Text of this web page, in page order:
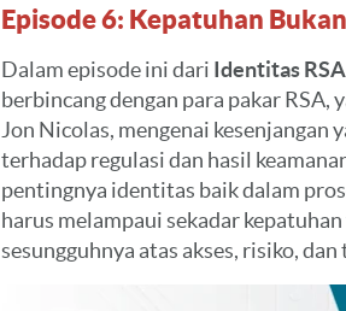
Episode 6: Kepatuhan
Dalam episode ini dari Identitas
berbincang dengan para pakar
Jon Nicolas, mengenai kesenjangan
terhadap regulasi dan hasil
pentingnya identitas baik dalam
harus melampaui sekadar
sesungguhnya atas akses, risiko, dan